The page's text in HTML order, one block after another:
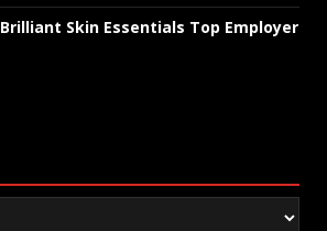
Brilliant Skin Essentials Top Employer